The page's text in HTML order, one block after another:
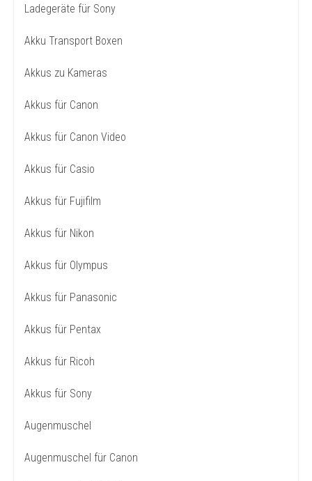
Ladegeräte für Sony
Akku Transport Boxen
Akkus zu Kameras
Akkus für Canon
Akkus für Canon Video
Akkus für Casio
Akkus für Fujifilm
Akkus für Nikon
Akkus für Olympus
Akkus für Panasonic
Akkus für Pentax
Akkus für Ricoh
Akkus für Sony
Augenmuschel
Augenmuschel für Canon